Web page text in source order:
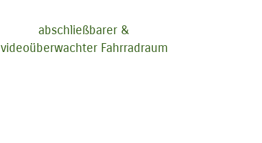
abschließbarer &
videoüberwachter Fahrradraum